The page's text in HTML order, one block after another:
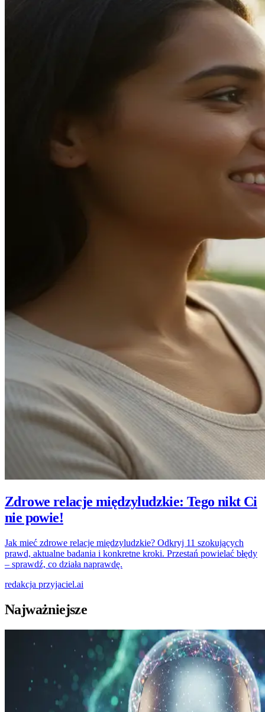
Zdrowe relacje międzyludzkie: Tego nikt Ci
nie powie!
Jak mieć zdrowe relacje międzyludzkie? Odkryj 11 szokujących
prawd, aktualne badania i konkretne kroki. Przestań powielać błędy
– sprawdź, co działa naprawdę.
redakcja przyjaciel.ai
Najważniejsze